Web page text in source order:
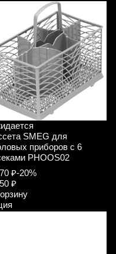
SMEG для
приборов с 6
PHOOS02
₽-20%
₽